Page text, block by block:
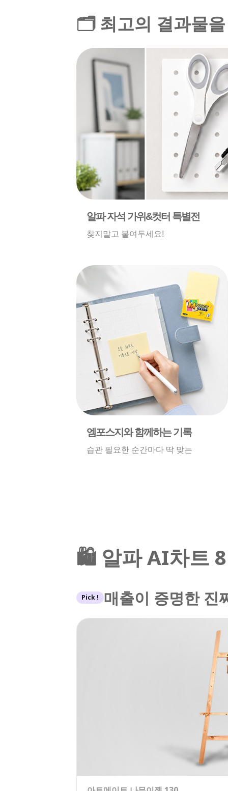
🗂️ 최고의 결과물을
알파 자석 가위&컷터 특별전
찾지말고 붙여두세요!
엠포스지와 함께하는 기록
습관 필요한 순간마다 딱 맞는
🛍️ 알파 AI차트
Pick ! 매출이 증명한 진